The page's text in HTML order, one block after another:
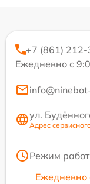
+7 (861)
Ежедневно с
ул.
Адрес
Режим
Ежедневно